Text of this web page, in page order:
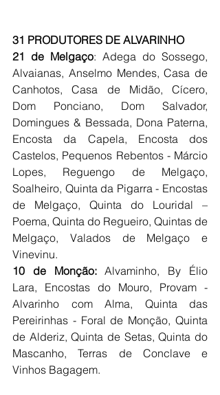
31 PRODUTORES DE ALVARINHO
21 de Melgaço: Adega do Sossego,
Alvaianas, Anselmo Mendes, Casa de
Canhotos, Casa de Midão, Cícero,
Dom Ponciano, Dom Salvador,
Domingues & Bessada, Dona Paterna,
Encosta da Capela, Encosta dos
Castelos, Pequenos Rebentos - Márcio
Lopes, Reguengo de Melgaço,
Soalheiro, Quinta da Pigarra - Encostas
de Melgaço, Quinta do Louridal –
Poema, Quinta do Regueiro, Quintas de
Melgaço, Valados de Melgaço e
Vinevinu.
10 de Monção: Alvaminho, By Élio
Lara, Encostas do Mouro, Provam -
Alvarinho com Alma, Quinta das
Pereirinhas - Foral de Monção, Quinta
de Alderiz, Quinta de Setas, Quinta do
Mascanho, Terras de Conclave e
Vinhos Bagagem.